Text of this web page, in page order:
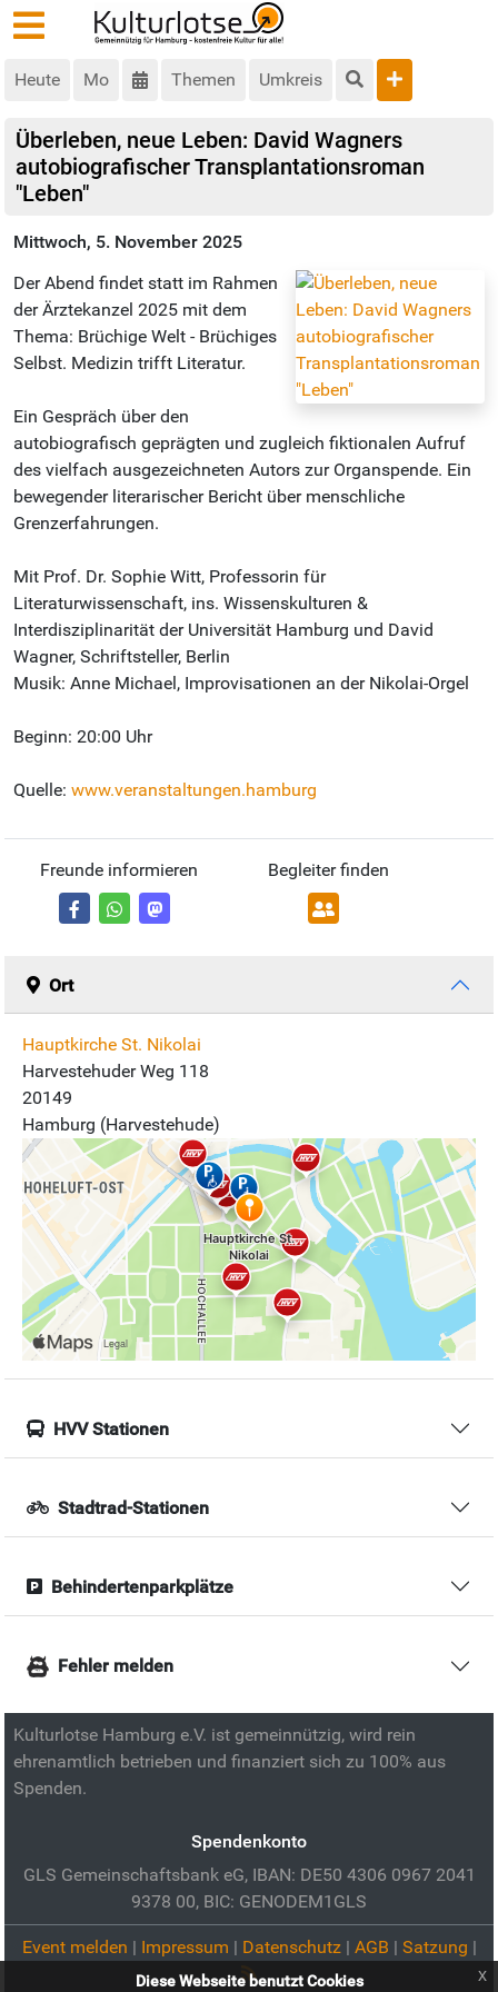
Heute Mo Themen Umkreis
Überleben, neue Leben: David Wagners
autobiografischer Transplantationsroman
"Leben"
Mittwoch, 5. November 2025
Der Abend findet statt im Rahmen
der Ärztekanzel 2025 mit dem
Thema: Brüchige Welt - Brüchiges
Selbst. Medizin trifft Literatur.
Ein Gespräch über den
autobiografisch geprägten und zugleich fiktionalen Aufruf
des vielfach ausgezeichneten Autors zur Organspende. Ein
bewegender literarischer Bericht über menschliche
Grenzerfahrungen.
Mit Prof. Dr. Sophie Witt, Professorin für
Literaturwissenschaft, ins. Wissenskulturen &
Interdisziplinarität der Universität Hamburg und David
Wagner, Schriftsteller, Berlin
Musik: Anne Michael, Improvisationen an der Nikolai-Orgel
Beginn: 20:00 Uhr
Quelle: www.veranstaltungen.hamburg
Freunde informieren Begleiter finden
Ort
Hauptkirche St. Nikolai
Harvestehuder Weg 118
20149
Hamburg (Harvestehude)
HVV Stationen
Stadtrad-Stationen
Behindertenparkplätze
Fehler melden
Kulturlotse Hamburg e.V. ist gemeinnützig, wird rein
ehrenamtlich betrieben und finanziert sich zu 100% aus
Spenden.
Spendenkonto
GLS Gemeinschaftsbank eG, IBAN: DE50 4306 0967 2041
9378 00, BIC: GENODEM1GLS
Event melden | Impressum | Datenschutz| AGB | Satzung |
Diese Webseite benutzt Cookies x